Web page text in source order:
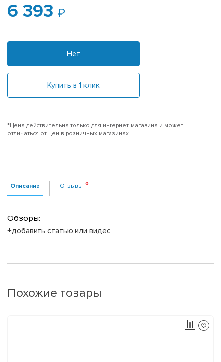
6 393
Нет
Купить в 1 клик
*Цена действительна только для интернет-магазина и может
отличаться от цен в розничных магазинах
Описание Отзывы
Обзоры:
+добавить статью или видео
Похожие товары